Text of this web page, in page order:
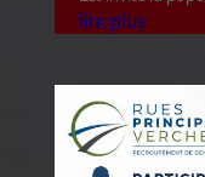
lire plus